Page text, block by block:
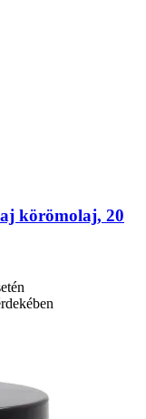
körömolaj, 20